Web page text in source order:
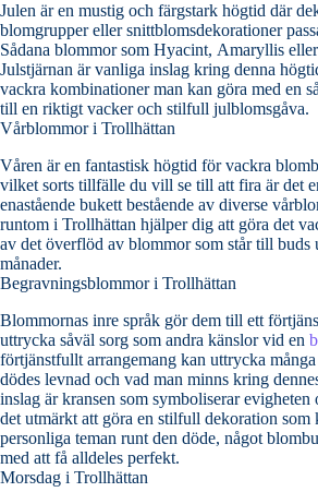
Julen är en mustig och färgstark högtid där
blomgrupper eller snittblomsdekorationer
Sådana blommor som Hyacint, Amaryllis
Julstjärnan är vanliga inslag kring denna högtid. Det finns
vackra kombinationer man kan göra med en
till en riktigt vacker och stilfull julblomsgåva.
Vårblommor i Trollhättan
Våren är en fantastisk högtid för vackra
vilket sorts tillfälle du vill se till att fira är det
enastående bukett bestående av diverse vårblommor.
runtom i Trollhättan hjälper dig att göra det
av det överflöd av blommor som står till buds
månader.
Begravningsblommor i Trollhättan
Blommornas inre språk gör dem till ett
uttrycka såväl sorg som andra känslor vid en
förtjänstfullt arrangemang kan uttrycka
dödes levnad och vad man minns kring dennes
inslag är kransen som symboliserar evigheten
det utmärkt att göra en stilfull dekoration som
personliga teman runt den döde, något
med att få alldeles perfekt.
Morsdag i Trollhättan